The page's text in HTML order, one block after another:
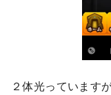
２体光っています